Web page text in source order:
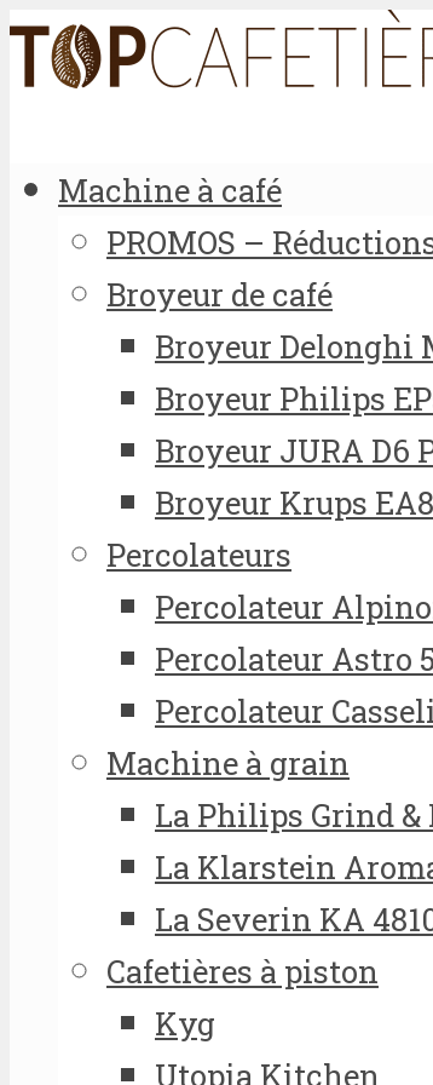
Machine à café
PROMOS –
Broyeur de café
Broyeur Delonghi
Broyeur Philips
Broyeur JURA D6
Broyeur Krups
Percolateurs
Percolateur
Percolateur Astro
Percolateur
Machine à grain
La Philips Grind &
La Klarstein
La Severin KA
Cafetières à piston
Kyg
Utopia Kitchen